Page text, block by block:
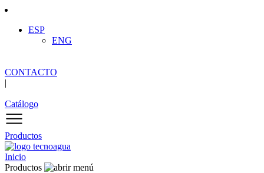
ESP
ENG
CONTACTO
|
Catálogo
Productos
Inicio
Productos